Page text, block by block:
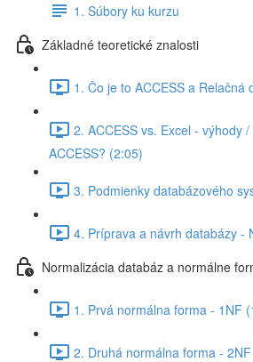
1. Súbory ku kurzu
Základné teoretické znalosti
1. Čo je to ACCESS a Relačná
2. ACCESS vs. Excel - výhody
ACCESS? (2:05)
3. Podmienky databázového
4. Príprava a návrh databázy -
Normalizácia databáz a normálne
1. Prvá normálna forma - 1NF
2. Druhá normálna forma -